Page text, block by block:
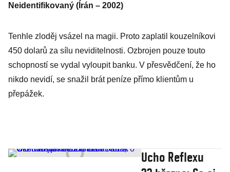
Neidentifikovaný (Írán – 2002)
Tenhle zloděj vsázel na magii. Proto zaplatil kouzelníkovi
450 dolarů za sílu neviditelnosti. Ozbrojen pouze touto
schopností se vydal vyloupit banku. V přesvědčení, že ho
nikdo nevidí, se snažil brát peníze přímo klientům u
přepážek.
Ucho Reflexu